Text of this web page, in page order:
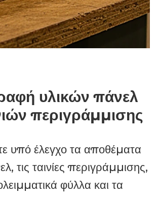
υλικών πάνελ
περιγράμμισης
υπό έλεγχο τα αποθέματα
τις ταινίες περιγράμμισης,
φύλλα και τα